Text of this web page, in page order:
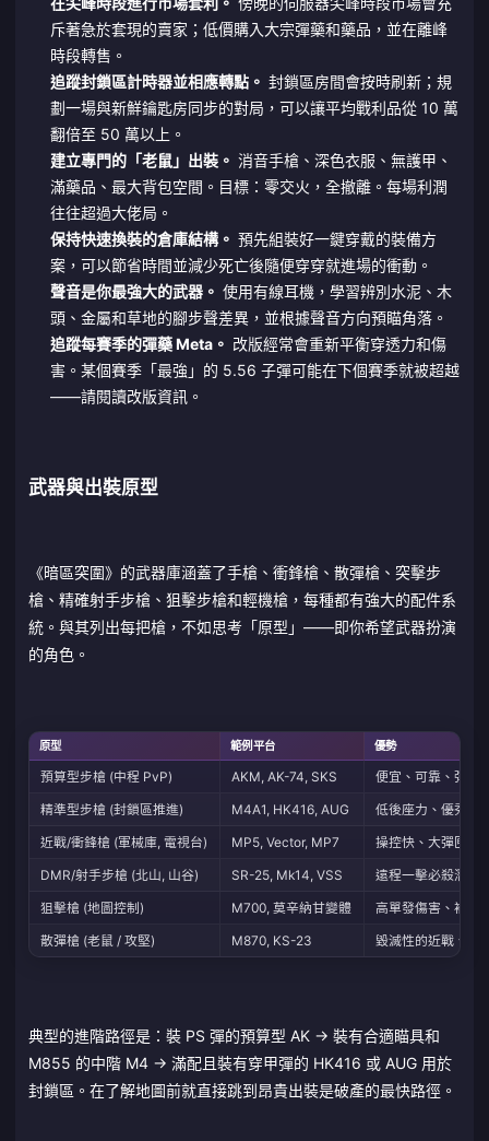
斥著急於套現的賣家；低價購入大宗彈藥和藥品，並在離峰
時段轉售。
追蹤封鎖區計時器並相應轉點。 封鎖區房間會按時刷新；規
劃一場與新鮮鑰匙房同步的對局，可以讓平均戰利品從 10 萬
翻倍至 50 萬以上。
建立專門的「老鼠」出裝。 消音手槍、深色衣服、無護甲、
滿藥品、最大背包空間。目標：零交火，全撤離。每場利潤
往往超過大佬局。
保持快速換裝的倉庫結構。 預先組裝好一鍵穿戴的裝備方
案，可以節省時間並減少死亡後隨便穿穿就進場的衝動。
聲音是你最強大的武器。 使用有線耳機，學習辨別水泥、木
頭、金屬和草地的腳步聲差異，並根據聲音方向預瞄角落。
追蹤每賽季的彈藥 Meta。 改版經常會重新平衡穿透力和傷
害。某個賽季「最強」的 5.56 子彈可能在下個賽季就被超越
——請閱讀改版資訊。
武器與出裝原型
《暗區突圍》的武器庫涵蓋了手槍、衝鋒槍、散彈槍、突擊步
槍、精確射手步槍、狙擊步槍和輕機槍，每種都有強大的配件系
統。與其列出每把槍，不如思考「原型」——即你希望武器扮演
的角色。
原型 範例平台 優勢
預算型步槍 (中程 PvP) AKM, AK-74, SKS
便宜、可靠、彈藥
精準型步槍 (封鎖區推進)
M4A1, HK416, AUG
低後座力、優秀的
近戰/衝鋒槍 (軍械庫, 電視台)
MP5, Vector, MP7
操控快、大彈匣、
DMR/射手步槍 (北山, 山谷)
SR-25, Mk14, VSS
遠程一擊必殺潛力
狙擊槍 (地圖控制)
M700, 莫辛納甘變體
高單發傷害、補槍
散彈槍 (老鼠 / 攻堅)
M870, KS-23 毀滅性的近戰、穿
典型的進階路徑是：裝 PS 彈的預算型 AK → 裝有合適瞄具和
M855 的中階 M4 → 滿配且裝有穿甲彈的 HK416 或 AUG 用於
封鎖區。在了解地圖前就直接跳到昂貴出裝是破產的最快路徑。